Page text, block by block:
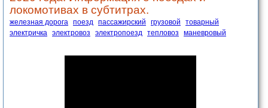
локомотивах в субтитрах.
железная дорога поезд пассажирский грузовой
товарный
электричка электровоз электропоезд тепловоз маневровый